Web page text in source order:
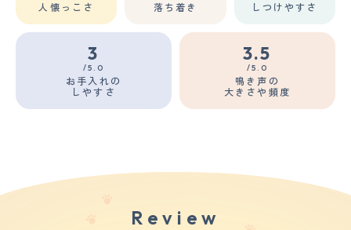
人懐っこさ 落ち着き しつけやすさ
3
/5.0
お手入れの
しやすさ
3.5
/5.0
鳴き声の
大きさや頻度
Review